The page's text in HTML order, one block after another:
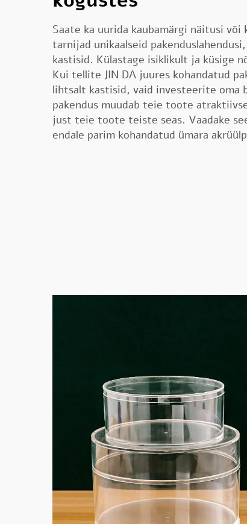
Saate ka uurida kaubamärgi näitusi või
tarnijad unikaalseid
kastisid. Külastage isiklikult ja küsige
Kui tellite JIN DA juures kohandatud
lihtsalt kastisid, vaid investeerite oma
pakendus muudab teie toote
just teie toote teiste seas. Vaadake
endale parim kohandatud ümara